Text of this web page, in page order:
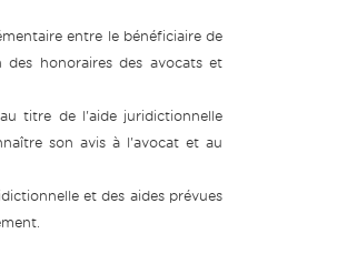
entre le bénéficiaire de
honoraires des avocats et
titre de l'aide juridictionnelle
son avis à l'avocat et au
et des aides prévues